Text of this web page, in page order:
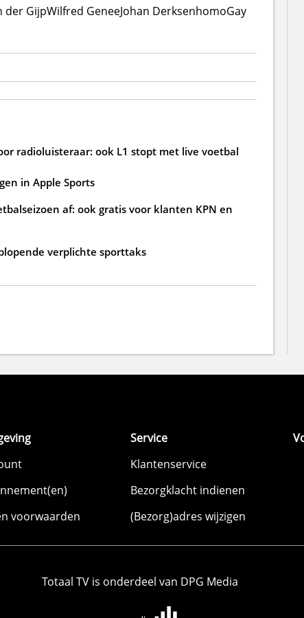
der GijpWilfred GeneeJohan DerksenhomoGay
radioluisteraar: ook L1 stopt met live voetbal
in Apple Sports
af: ook gratis voor klanten KPN en
verplichte sporttaks
voorwaarden
Service
Klantenservice
Bezorgklacht indienen
(Bezorg)adres wijzigen
Totaal TV is onderdeel van DPG Media